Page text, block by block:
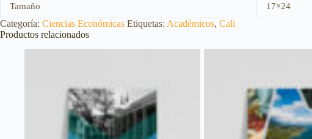
Tamaño 17×24
Categoría: Ciencias Económicas Etiquetas: Académicos, Cali
Productos relacionados